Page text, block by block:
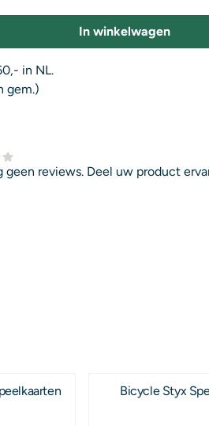
In winkelwagen
in NL.
gem.)
geen reviews. Deel uw product
Bicycle Styx